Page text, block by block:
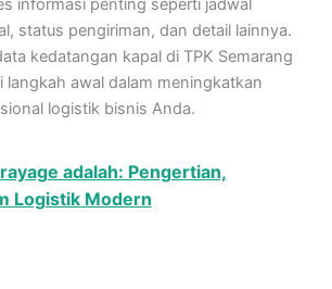
informasi penting seperti jadwal
status pengiriman, dan detail lainnya.
kedatangan kapal di TPK Semarang
langkah awal dalam meningkatkan
logistik bisnis Anda.
adalah: Pengertian,
Logistik Modern